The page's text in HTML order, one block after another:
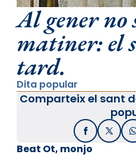
Al gener no
matiner: el
tard.
Dita popular
Comparteix el sant
Facebook
X /
Beat Ot, monjo